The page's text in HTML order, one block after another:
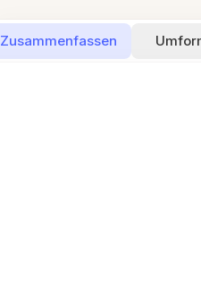
Zusammenfassen